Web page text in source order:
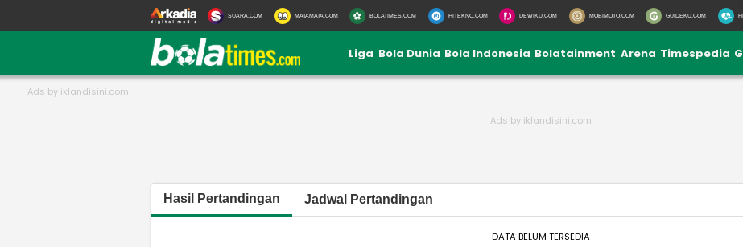
SUARA.COM MATAMATA.COM BOLATIMES.COM HITEKNO.COM DEWIKU.COM MOBIMOTO.COM GUIDEKU.COM
Liga Bola Dunia Bola Indonesia Bolatainment Arena Timespedia
Hasil Pertandingan Jadwal Pertandingan
DATA BELUM TERSEDIA